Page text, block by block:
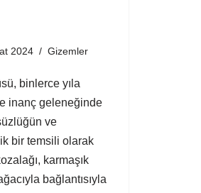
2024 Gizemler
binlerce yıla
inanç geleneğinde
ve
bir temsili olarak
karmaşık
bağlantısıyla